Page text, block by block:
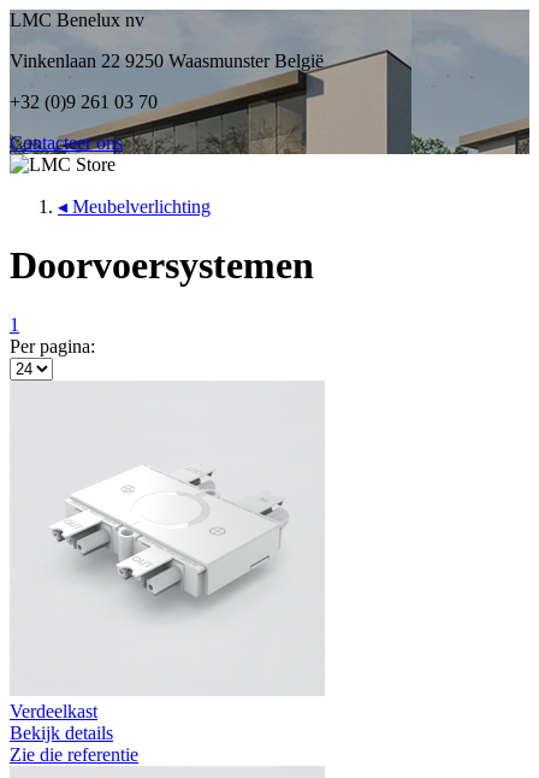
LMC Benelux nv
Vinkenlaan 22 9250 Waasmunster België
+32 (0)9 261 03 70
Contacteer ons
◂ Meubelverlichting
Doorvoersystemen
1
Per pagina:
Verdeelkast
Bekijk details
Zie die referentie